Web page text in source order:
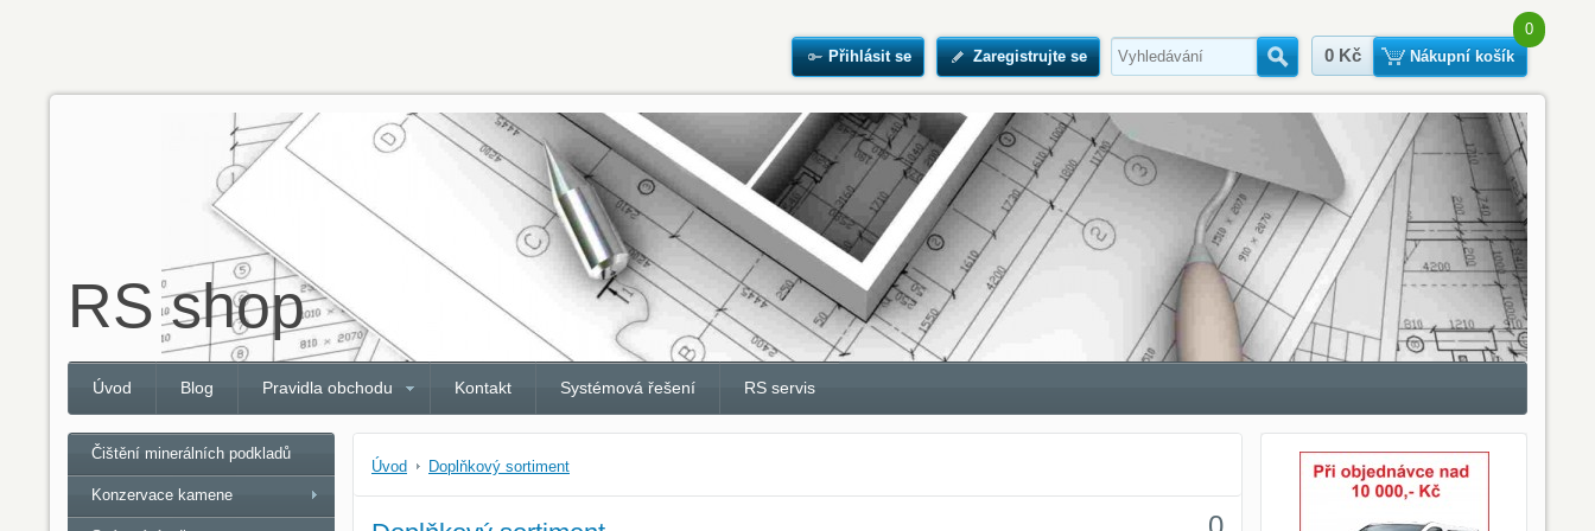
Přihlásit se Zaregistrujte se Hledat
0 Kč
0
Nákupní košík
RS shop
Úvod Blog Pravidla obchodu Kontakt Systémová řešení RS servis
Úvod Doplňkový sortiment
Čištění minerálních podkladů
Konzervace kamene